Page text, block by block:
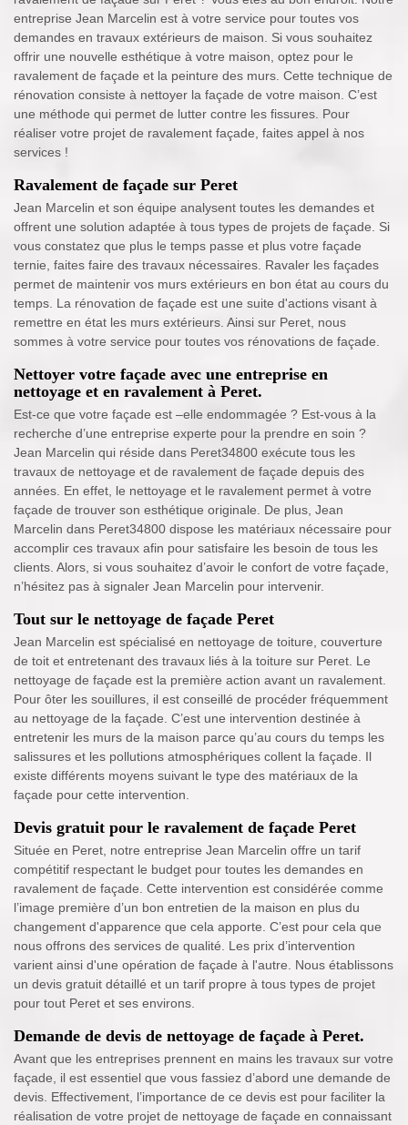
entreprise Jean Marcelin est à votre service pour toutes vos
demandes en travaux extérieurs de maison. Si vous souhaitez
offrir une nouvelle esthétique à votre maison, optez pour le
ravalement de façade et la peinture des murs. Cette technique de
rénovation consiste à nettoyer la façade de votre maison. C’est
une méthode qui permet de lutter contre les fissures. Pour
réaliser votre projet de ravalement façade, faites appel à nos
services !
Ravalement de façade sur Peret
Jean Marcelin et son équipe analysent toutes les demandes et
offrent une solution adaptée à tous types de projets de façade. Si
vous constatez que plus le temps passe et plus votre façade
ternie, faites faire des travaux nécessaires. Ravaler les façades
permet de maintenir vos murs extérieurs en bon état au cours du
temps. La rénovation de façade est une suite d'actions visant à
remettre en état les murs extérieurs. Ainsi sur Peret, nous
sommes à votre service pour toutes vos rénovations de façade.
Nettoyer votre façade avec une entreprise en
nettoyage et en ravalement à Peret.
Est-ce que votre façade est –elle endommagée ? Est-vous à la
recherche d’une entreprise experte pour la prendre en soin ?
Jean Marcelin qui réside dans Peret34800 exécute tous les
travaux de nettoyage et de ravalement de façade depuis des
années. En effet, le nettoyage et le ravalement permet à votre
façade de trouver son esthétique originale. De plus, Jean
Marcelin dans Peret34800 dispose les matériaux nécessaire pour
accomplir ces travaux afin pour satisfaire les besoin de tous les
clients. Alors, si vous souhaitez d’avoir le confort de votre façade,
n’hésitez pas à signaler Jean Marcelin pour intervenir.
Tout sur le nettoyage de façade Peret
Jean Marcelin est spécialisé en nettoyage de toiture, couverture
de toit et entretenant des travaux liés à la toiture sur Peret. Le
nettoyage de façade est la première action avant un ravalement.
Pour ôter les souillures, il est conseillé de procéder fréquemment
au nettoyage de la façade. C’est une intervention destinée à
entretenir les murs de la maison parce qu’au cours du temps les
salissures et les pollutions atmosphériques collent la façade. Il
existe différents moyens suivant le type des matériaux de la
façade pour cette intervention.
Devis gratuit pour le ravalement de façade Peret
Située en Peret, notre entreprise Jean Marcelin offre un tarif
compétitif respectant le budget pour toutes les demandes en
ravalement de façade. Cette intervention est considérée comme
l’image première d’un bon entretien de la maison en plus du
changement d'apparence que cela apporte. C’est pour cela que
nous offrons des services de qualité. Les prix d’intervention
varient ainsi d'une opération de façade à l'autre. Nous établissons
un devis gratuit détaillé et un tarif propre à tous types de projet
pour tout Peret et ses environs.
Demande de devis de nettoyage de façade à Peret.
Avant que les entreprises prennent en mains les travaux sur votre
façade, il est essentiel que vous fassiez d’abord une demande de
devis. Effectivement, l’importance de ce devis est pour faciliter la
réalisation de votre projet de nettoyage de façade en connaissant